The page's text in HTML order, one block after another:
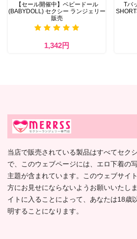
【セール開催中】ベビードール
(BABYDOLL) セクシー ランジェリー
販売
1,342円
Tバ
当店で販売されている製品はすべてセク
で、このウェブページには、エロ下着の
主題が含まれています。このウェブサイ
方にお見せにならないようお願いいたし
イトに入ることによって、あなたは18歳
明することになります。